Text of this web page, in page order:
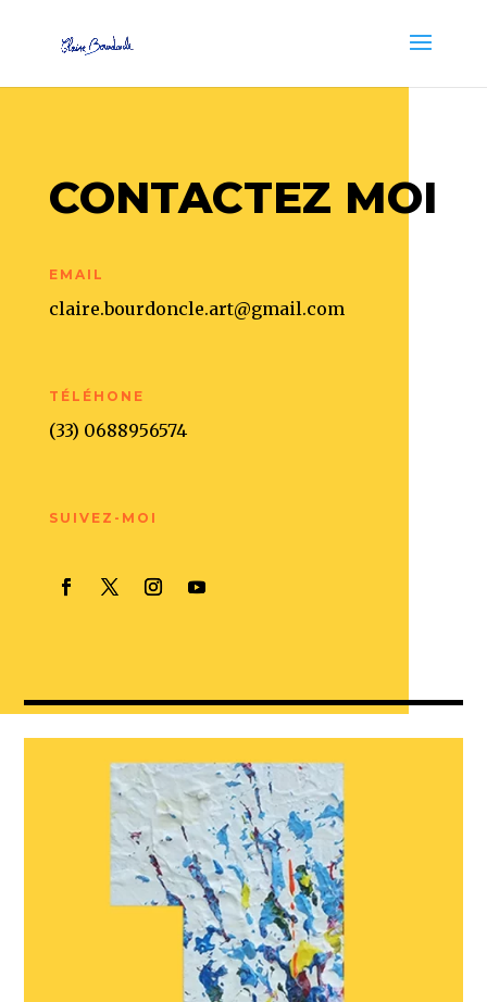
CONTACTEZ MOI
EMAIL
claire.bourdoncle.art@gmail.com
TÉLÉHONE
(33) 0688956574
SUIVEZ-MOI